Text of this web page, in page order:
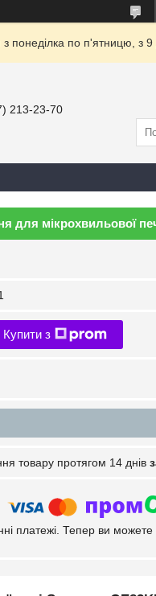
понеділка по п'ятницю, з 9
213-23-70
для мікрохвильової
Купити з
товару протягом 14 днів
платежі. Тепер ви